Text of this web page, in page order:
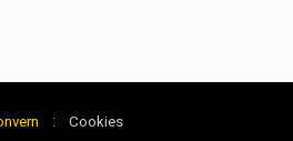
: Cookies